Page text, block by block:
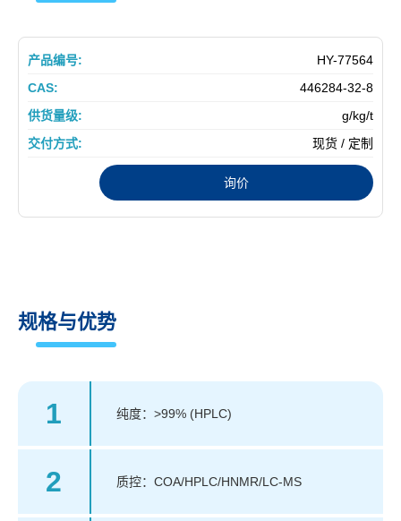
HY-77564
446284-32-8
g/kg/t
现货 / 定制
询价
规格与优势
1 纯度：>99% (HPLC)
2 质控：COA/HPLC/HNMR/LC-MS